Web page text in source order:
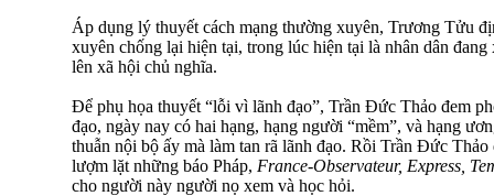
Áp dụng lý thuyết cách mạng thường xuyên, Trương Tửu
xuyên chống lại hiện tại, trong lúc hiện tại là nhân dân
lên xã hội chủ nghĩa.
Để phụ họa thuyết “lỗi vì lãnh đạo”, Trần Đức Thảo đem
đạo, ngày nay có hai hạng, hạng người “mềm”, và hạng
thuẫn nội bộ ấy mà làm tan rã lãnh đạo. Rồi Trần Đức
lượm lặt những báo Pháp, France-Observateur, Express,
cho người này người nọ xem và học hỏi.